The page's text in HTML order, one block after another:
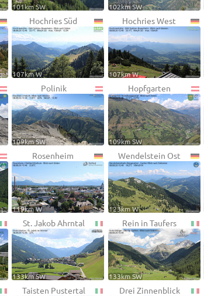
101km SW 102km SW
Hochries Süd
107km W
Hochries West
107km W
Polinik
109km SW
Hopfgarten
109km SW
Rosenheim
119km W
Wendelstein Ost
123km W
St. Jakob Ahrntal
133km SW
Rein in Taufers
133km SW
Taisten Pustertal Drei Zinnenblick